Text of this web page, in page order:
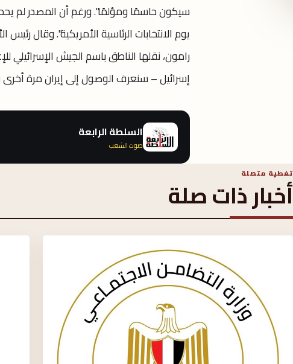
سيكون حاسمًا ومؤلمًا". ورغم أن المصدر لم
يوم الانتخابات الرئاسية الأمريكية". وقال
رامون، نقلها الناطق باسم الجيش الإسرائيلي
إسرائيل – سنعرف الوصول إلى إيران مرة
السلطة الرابعة
صوت الشعب
تغطية متصلة
أخبار ذات صلة